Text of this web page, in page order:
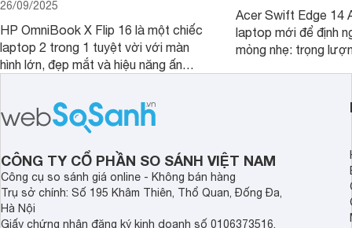
26/09/2025
HP OmniBook X Flip 16 là một chiếc
laptop 2 trong 1 tuyệt vời với màn
hình lớn, đẹp mắt và hiệu năng ấn
mức giá vô cùng hấp dẫn, biến nó trở
thành một lựa chọn “đáng đồng tiền
bát gạo” trên thị trường.
Acer Swift Edge 14
laptop mới để định
mỏng nhẹ: trọng
năng AI hàng đầu,
CÔNG TY CỔ PHẦN SO SÁNH VIỆT NAM
Công cụ so sánh giá online - Không bán hàng
Trụ sở chính: Số 195 Khâm Thiên, Thổ Quan, Đống Đa,
Hà Nội
Giấy chứng nhận đăng ký kinh doanh số 0106373516,